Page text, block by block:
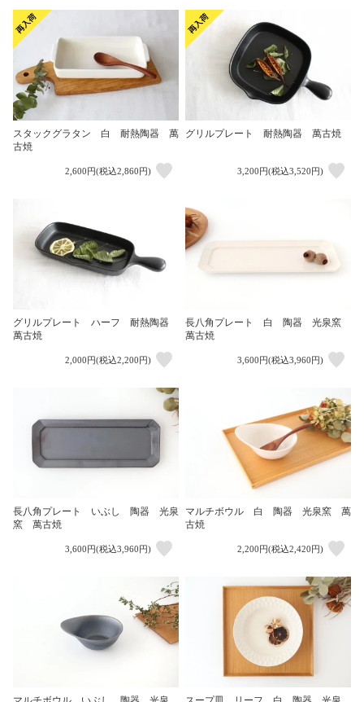
スタックグラタン 白 耐熱陶器 萬
古焼
2,600円(税込2,860円)
グリルプレート 耐熱陶器 萬古焼
3,200円(税込3,520円)
グリルプレート ハーフ 耐熱陶器
萬古焼
2,000円(税込2,200円)
長八角プレート 白 陶器 光泉窯
萬古焼
3,600円(税込3,960円)
長八角プレート いぶし 陶器 光泉
窯 萬古焼
3,600円(税込3,960円)
マルチボウル 白 陶器 光泉窯 萬
古焼
2,200円(税込2,420円)